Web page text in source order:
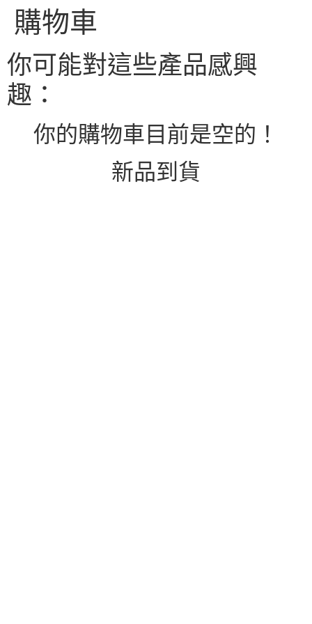
購物車
你可能對這些產品感興
趣：
你的購物車目前是空的！
新品到貨